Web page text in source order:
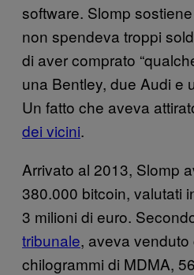
software. Slomp
non spendeva troppi
di aver comprato
una Bentley, due Audi e
Un fatto che aveva
dei vicini.
Arrivato al 2013, Slomp
380.000 bitcoin, valutati
3 milioni di euro.
tribunale, aveva venduto
chilogrammi di MDMA,